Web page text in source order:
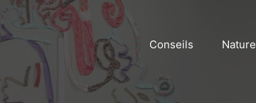
Conseils Nature